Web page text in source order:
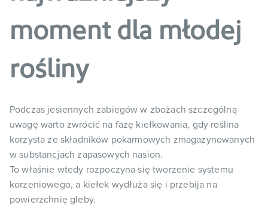
moment dla młodej
rośliny
Podczas jesiennych zabiegów w zbożach szczególną
uwagę warto zwrócić na fazę kiełkowania, gdy roślina
korzysta ze składników pokarmowych zmagazynowanych
w substancjach zapasowych nasion.
To właśnie wtedy rozpoczyna się tworzenie systemu
korzeniowego, a kiełek wydłuża się i przebija na
powierzchnię gleby.